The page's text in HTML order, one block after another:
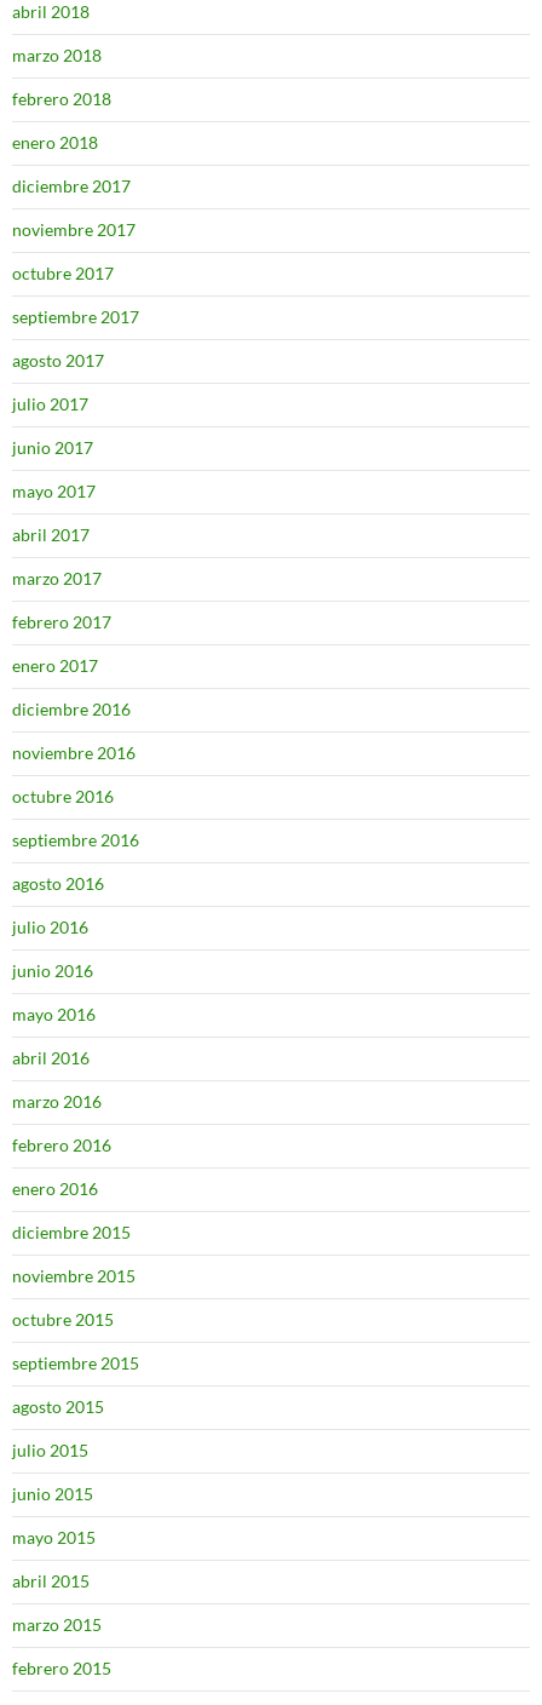
abril 2018
marzo 2018
febrero 2018
enero 2018
diciembre 2017
noviembre 2017
octubre 2017
septiembre 2017
agosto 2017
julio 2017
junio 2017
mayo 2017
abril 2017
marzo 2017
febrero 2017
enero 2017
diciembre 2016
noviembre 2016
octubre 2016
septiembre 2016
agosto 2016
julio 2016
junio 2016
mayo 2016
abril 2016
marzo 2016
febrero 2016
enero 2016
diciembre 2015
noviembre 2015
octubre 2015
septiembre 2015
agosto 2015
julio 2015
junio 2015
mayo 2015
abril 2015
marzo 2015
febrero 2015